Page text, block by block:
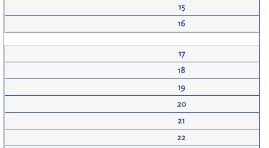
15
16
17
18
19
20
21
22